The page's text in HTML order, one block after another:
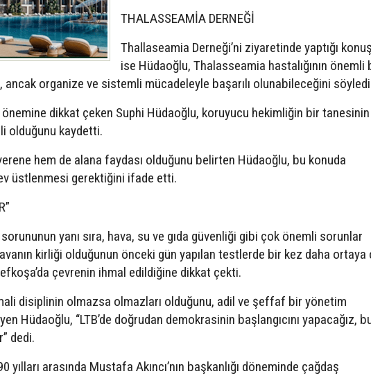
THALASSEAMİA DERNEĞİ
Thallaseamia Derneği’ni ziyaretinde yaptığı
ise Hüdaoğlu, Thalasseamia hastalığının önemli
ancak organize ve sistemli mücadeleyle başarılı olunabileceğini
dikkat çeken Suphi Hüdaoğlu, koruyucu hekimliğin bir
olduğunu kaydetti.
hem de alana faydası olduğunu belirten Hüdaoğlu, bu konuda
üstlenmesi gerektiğini ifade etti.
yanı sıra, hava, su ve gıda güvenliği gibi çok önemli sorunlar
kirliği olduğunun önceki gün yapılan testlerde bir kez daha ortaya
çevrenin ihmal edildiğine dikkat çekti.
disiplinin olmazsa olmazları olduğunu, adil ve şeffaf bir yönetim
Hüdaoğlu, “LTB’de doğrudan demokrasinin başlangıcını yapacağız,
dedi.
yılları arasında Mustafa Akıncı’nın başkanlığı döneminde çağdaş